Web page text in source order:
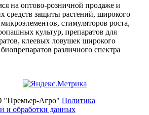
на оптово-розничной продаже и
средств защиты растений, широкого
стимуляторов роста,
культур, препаратов для
клеевых ловушек широкого
различного спектра
"Премьер-Агро" Политика
и обработки данных